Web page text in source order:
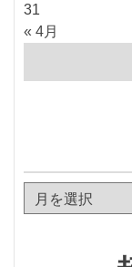
« 4月
31
ー